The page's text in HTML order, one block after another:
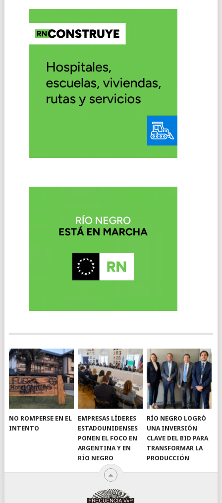
NO ROMPERSE EN EL
INTENTO
EMPRESAS LÍDERES
ESTADOUNIDENSES
PONEN EL FOCO EN
ARGENTINA Y EN
RÍO NEGRO
RÍO NEGRO LOGRÓ
UNA INVERSIÓN
CLAVE DEL BID PARA
TRANSFORMAR LA
PRODUCCIÓN